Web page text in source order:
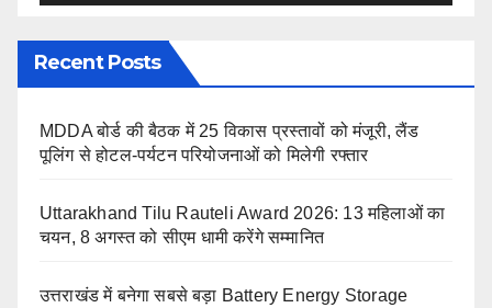
Recent Posts
MDDA बोर्ड की बैठक में 25 विकास प्रस्तावों को मंजूरी, लैंड
पूलिंग से होटल-पर्यटन परियोजनाओं को मिलेगी रफ्तार
Uttarakhand Tilu Rauteli Award 2026: 13 महिलाओं का
चयन, 8 अगस्त को सीएम धामी करेंगे सम्मानित
उत्तराखंड में बनेगा सबसे बड़ा Battery Energy Storage